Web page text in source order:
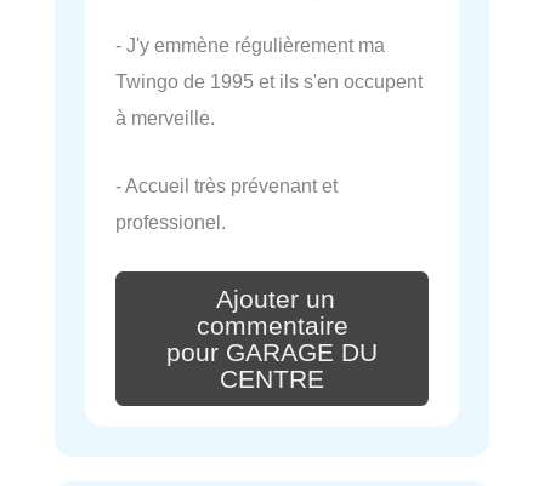
- J'y emmène régulièrement ma
Twingo de 1995 et ils s'en occupent
à merveille.
- Accueil très prévenant et
professionel.
Ajouter un
commentaire
pour GARAGE DU
CENTRE